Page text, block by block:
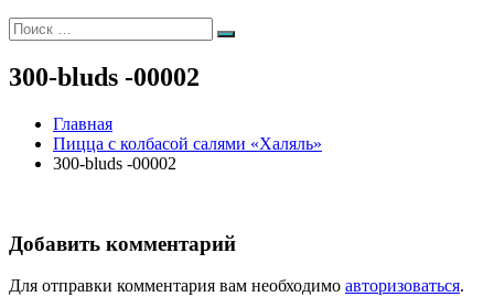
Искать:
Поиск
300-bluds -00002
Главная
Пицца с колбасой салями «Халяль»
300-bluds -00002
Добавить комментарий
Для отправки комментария вам необходимо авторизоваться.